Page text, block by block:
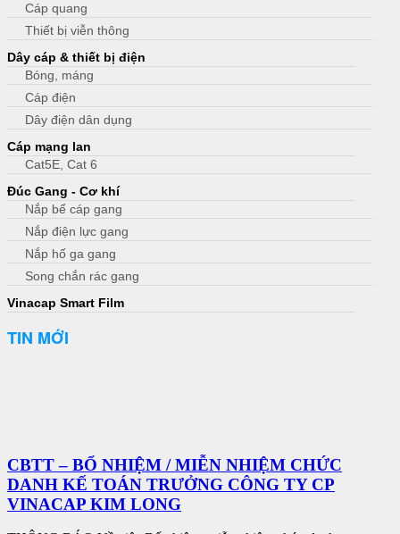
Cáp quang
Thiết bị viễn thông
Dây cáp & thiết bị điện
Bóng, máng
Cáp điện
Dây điện dân dụng
Cáp mạng lan
Cat5E, Cat 6
Đúc Gang - Cơ khí
Nắp bể cáp gang
Nắp điện lực gang
Nắp hố ga gang
Song chắn rác gang
Vinacap Smart Film
TIN MỚI
CBTT – BỔ NHIỆM / MIỄN NHIỆM CHỨC
DANH KẾ TOÁN TRƯỞNG CÔNG TY CP
VINACAP KIM LONG